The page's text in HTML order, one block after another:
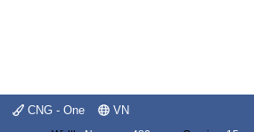
CNG - One VN